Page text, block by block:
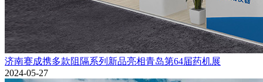
济南赛成携多款阻隔系列新品亮相青岛第64届药机展
2024-05-27